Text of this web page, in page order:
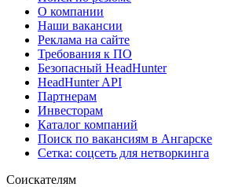
О компании
Наши вакансии
Реклама на сайте
Требования к ПО
Безопасный HeadHunter
HeadHunter API
Партнерам
Инвесторам
Каталог компаний
Поиск по вакансиям в Ангарске
Сетка: соцсеть для нетворкинга
Соискателям